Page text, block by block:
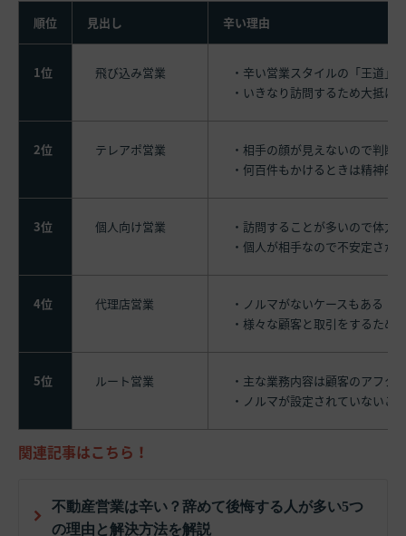
順位 見出し 辛い理由
1位 飛び込み営業
・辛い営業スタイルの「王道」
・いきなり訪問するため大抵は
2位 テレアポ営業
・相手の顔が見えないので判断
・何百件もかけるときは精神的
3位 個人向け営業
・訪問することが多いので体力
・個人が相手なので不安定さが
4位 代理店営業
・ノルマがないケースもある
・様々な顧客と取引をするため
5位 ルート営業
・主な業務内容は顧客のアフタ
・ノルマが設定されていないこ
関連記事はこちら！
不動産営業は辛い？辞めて後悔する人が多い5つ
の理由と解決方法を解説